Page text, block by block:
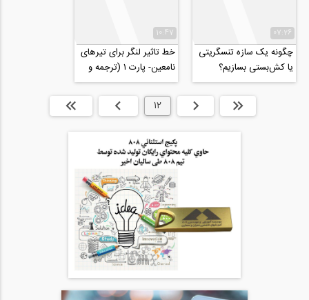
07:26
چگونه یک سازه تنسگریتی
یا کش‌بستی بسازیم؟
(ترجمه و دوبله اختصاصی
10:47
خط تاثیر لنگر برای تیرهای
نامعین- پارت ۱ (ترجمه و
دوبله اختصاصی موسسه
۸۰۸)
ابتدا قبلی 12 بعدی انتها »